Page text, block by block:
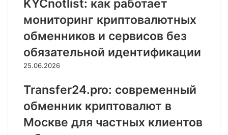
KYCnotlist: как работает
мониторинг криптовалютных
обменников и сервисов без
обязательной идентификации
25.06.2026
Transfer24.pro: современный
обменник криптовалют в
Москве для частных клиентов